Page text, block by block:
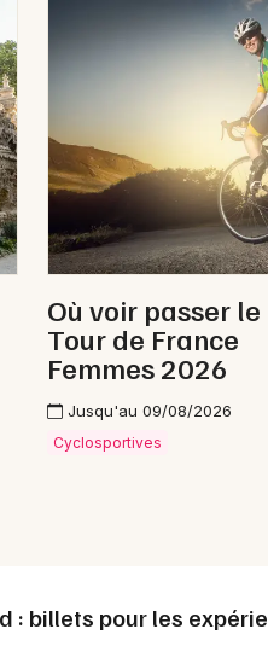
Où voir passer le
Tour de France
Femmes 2026
Jusqu'au 09/08/2026
Cyclosportives
: billets pour les